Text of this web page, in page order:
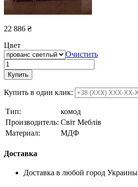
22 886 ₴
Цвет
Очистить
Купить
Купить в один клик:
Тип:
комод
Производитель: Свiт Меблiв
Материал:
МДФ
Доставка
Доставка в любой город Украины